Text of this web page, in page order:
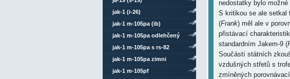
nedostatky bylo možné
S kritikou se ale setkal
(Frank) měl ale v
přistávací
standardním Jakem-9 (
Součástí státních
vzdušných střetů s
zmíněných
jak-1 (i-26)
jak-1 m-105pa (ib)
jak-1 m-105pa odlehčený
jak-1 m-105pa s rs-82
jak-1 m-105pa zimni
jak-1 m-105pf